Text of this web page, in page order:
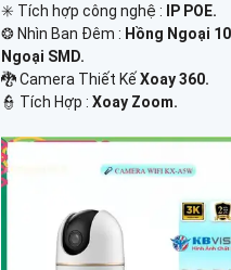
✳️ Tích hợp công nghệ :
IP POE.
❂ Nhìn Ban Đêm : Hồng Ngoại
Ngoại SMD.
🐉️ Camera Thiết Kế Xoay 360.
️👮 Tích Hợp : Xoay Zoom.